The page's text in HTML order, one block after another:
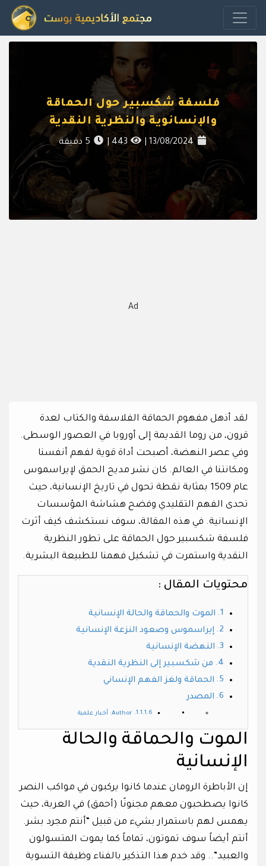
فلسفة شكسبير حول الحماقة
والإنسانوية والنظرية النقدية
13/08/2024
443
5 دقيقة
Ad
لقد أذهل مفهوم الحماقة الفلاسفة والكتاب لعدة
قرون، من روما القديمة إلى أوروبا في العصور الوسطى.
وفي عصر النهضة، أصبحت أداة قوية لفهم أنفسنا
ومكانتنا في العالم. كان نشر مديح الحمق لإيراسموس
عام 1509 بمثابة نقطة تحول في تاريخ الإنسانية، حيث
تحدى الفهم التقليدي وفضح هشاشة المؤسسات
الإنسانية. في هذه المقالة، سوف نستكشف كيف أثرت
فلسفة شكسبير حول الحماقة على تطور النظرية
النقدية واستمرت في تشكيل فهمنا للطبيعة البشرية.
محتويات المقال :
الموت والحماقة والحالة الإنسانية
إيراسموس وصعود النزعة الإنسانية
النهضة الإنسانية
من شكسبير إلى النظرية النقدية
الحماقة ولغز الفهم الإنساني
المصدر
Author: أخبار علمية
الموت والحماقة والحالة
الإنسانية
إن الأباطرة الرومان عندما كانوا يركبون في مواكب النصر
كانوا يصطحبون معهم مجنونًا (أحمق) في العربة، حيث
يهمس لهم باستمرار بشيء من قبيل “أنتم مجرد بشر.
أنتم أيضاً سوف تموتون، تماماً كما يموت المتسولون
والعبيد”.. وقد خدم هذا التذكير بالفناء وظيفة التسوية